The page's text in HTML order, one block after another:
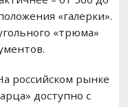
«галерки».
«трюма»
российском рынке
доступно с